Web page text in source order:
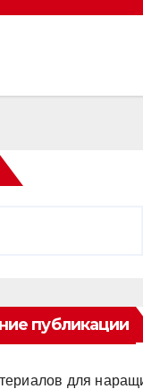
публикации
для